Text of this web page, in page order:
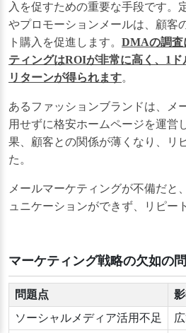
入を促すための重要な手段です。
やプロモーションメールは、顧客
ト購入を促進します。 DMAの調査
ティングはROIが非常に高く、1
リターンが得られます。
あるファッションブランドは、メ
用せずに格安ホームページを運営
果、顧客との関係が薄くなり、リ
た。
メールマーケティングが不備だと
ュニケーションができず、リピー
マーケティング戦略の欠如の
問題点
ソーシャルメディア活用不足